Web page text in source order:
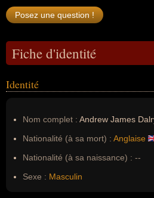
Fiche d'identité
Identité
Nom complet : Andrew James
Nationalité (à sa mort) : Anglaise
Nationalité (à sa naissance) : --
Sexe : Masculin